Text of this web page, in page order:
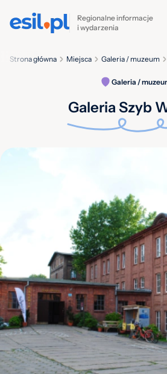
Regionalne informacje
i wydarzenia
Galeria / muzeum
Miejsca
Strona główna
Galeria /
Galeria Szyb